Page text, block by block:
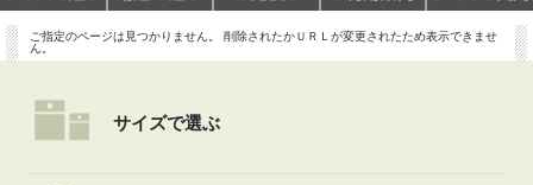
ご指定のページは見つかりません。 削除されたかＵＲＬが変更されたため表示できませ
ん。
サイズで選ぶ